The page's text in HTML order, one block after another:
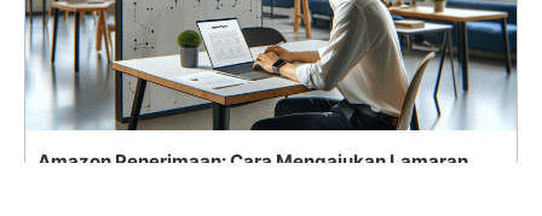
Amazon Penerimaan: Cara Mengajukan Lamaran